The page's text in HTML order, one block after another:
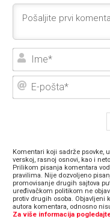
Komentari koji sadrže psovke,
verskoj, rasnoj osnovi, kao i
Prilikom pisanja komentara
pravilima. Nije dozvoljeno
promovisanje drugih sajtova
uređivačkom politikom ne
protiv drugih osoba. Objavljeni
autora komentara, odnosno
Za više informacija